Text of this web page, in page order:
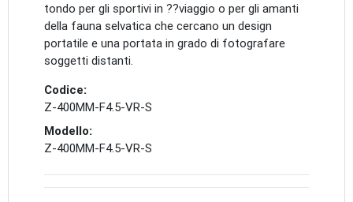
tondo per gli sportivi in ??viaggio o per gli amanti
della fauna selvatica che cercano un design
portatile e una portata in grado di fotografare
soggetti distanti.
Codice:
Z-400MM-F4.5-VR-S
Modello:
Z-400MM-F4.5-VR-S